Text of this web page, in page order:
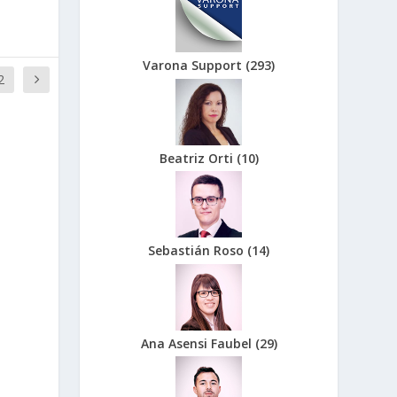
Varona Support (293)
Beatriz Orti (10)
Sebastián Roso (14)
Ana Asensi Faubel (29)